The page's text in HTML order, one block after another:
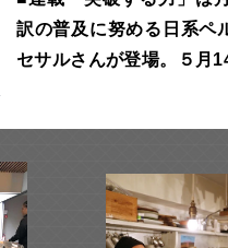
訳の普及に努める日系ペ
セサルさんが登場。５月